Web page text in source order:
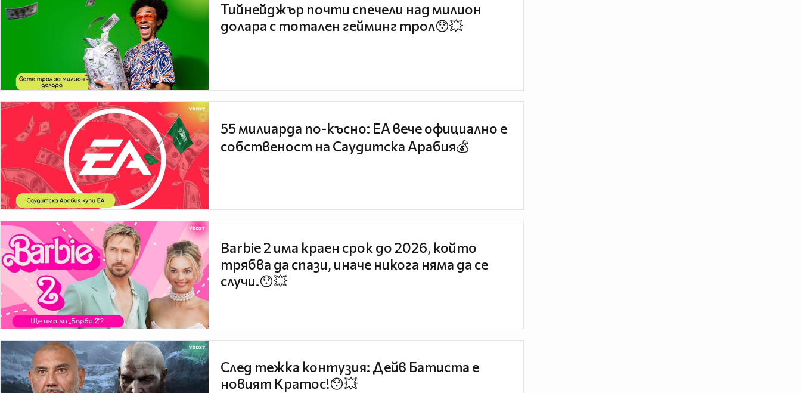
Тийнейджър почти спечели над милион
долара с тотален гейминг трол😯💥
55 милиарда по-късно: EA вече официално е
собственост на Саудитска Арабия💰
Barbie 2 има краен срок до 2026, който
трябва да спази, иначе никога няма да се
случи.😯💥
След тежка контузия: Дейв Батиста е
новият Кратос!😯💥